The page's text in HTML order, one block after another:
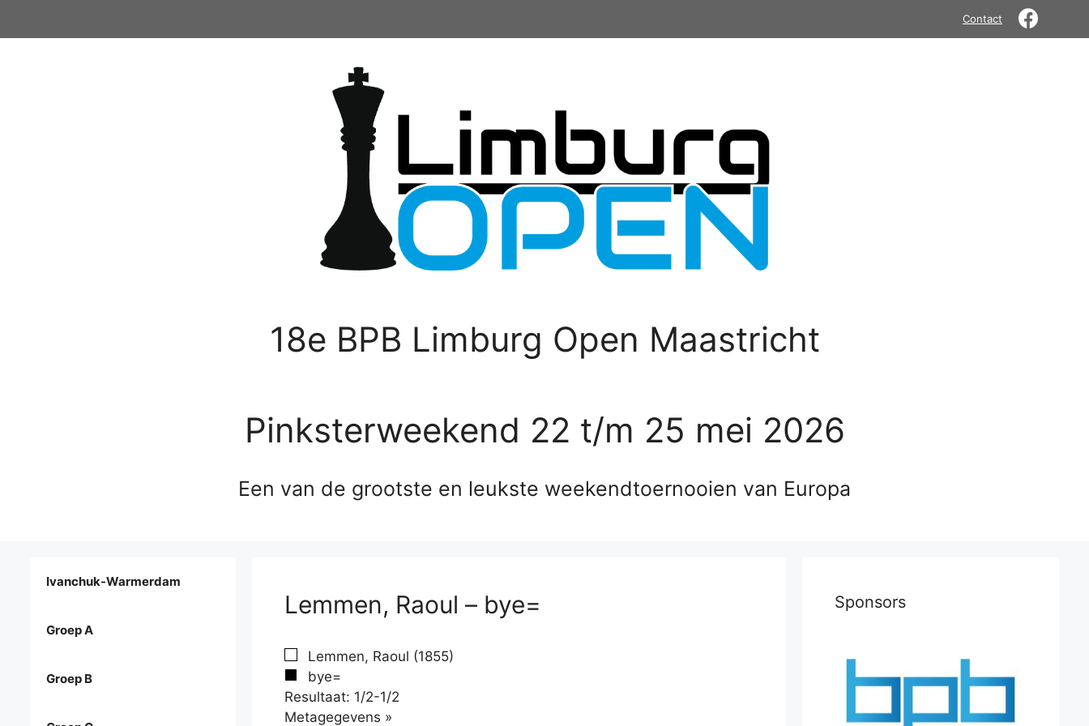
Contact
18e BPB Limburg Open Maastricht
Pinksterweekend 22 t/m 25 mei 2026
Een van de grootste en leukste weekendtoernooien van Europa
Lemmen, Raoul – bye=
Lemmen, Raoul (1855)
bye=
Resultaat: 1/2-1/2
Metagegevens »
Ivanchuk-Warmerdam
Groep A
Groep B
Sponsors